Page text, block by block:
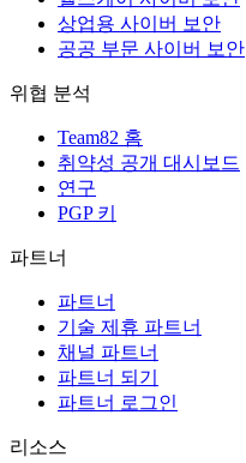
상업용 사이버 보안
공공 부문 사이버 보안
위협 분석
Team82 홈
취약성 공개 대시보드
연구
PGP 키
파트너
파트너
기술 제휴 파트너
채널 파트너
파트너 되기
파트너 로그인
리소스